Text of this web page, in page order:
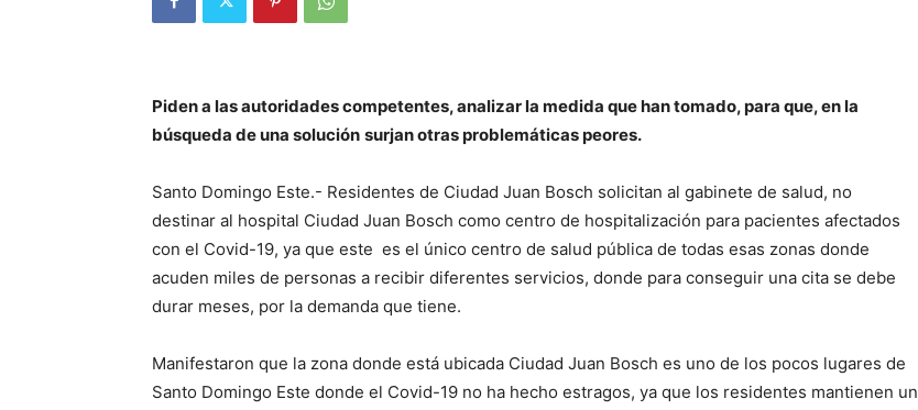
Piden a las autoridades competentes, analizar la medida que han tomado, para que, en la
búsqueda de una solución surjan otras problemáticas peores.
Santo Domingo Este.- Residentes de Ciudad Juan Bosch solicitan al gabinete de salud, no
destinar al hospital Ciudad Juan Bosch como centro de hospitalización para pacientes afectados
con el Covid-19, ya que este es el único centro de salud pública de todas esas zonas donde
acuden miles de personas a recibir diferentes servicios, donde para conseguir una cita se debe
durar meses, por la demanda que tiene.
Manifestaron que la zona donde está ubicada Ciudad Juan Bosch es uno de los pocos lugares de
Santo Domingo Este donde el Covid-19 no ha hecho estragos, ya que los residentes mantienen un